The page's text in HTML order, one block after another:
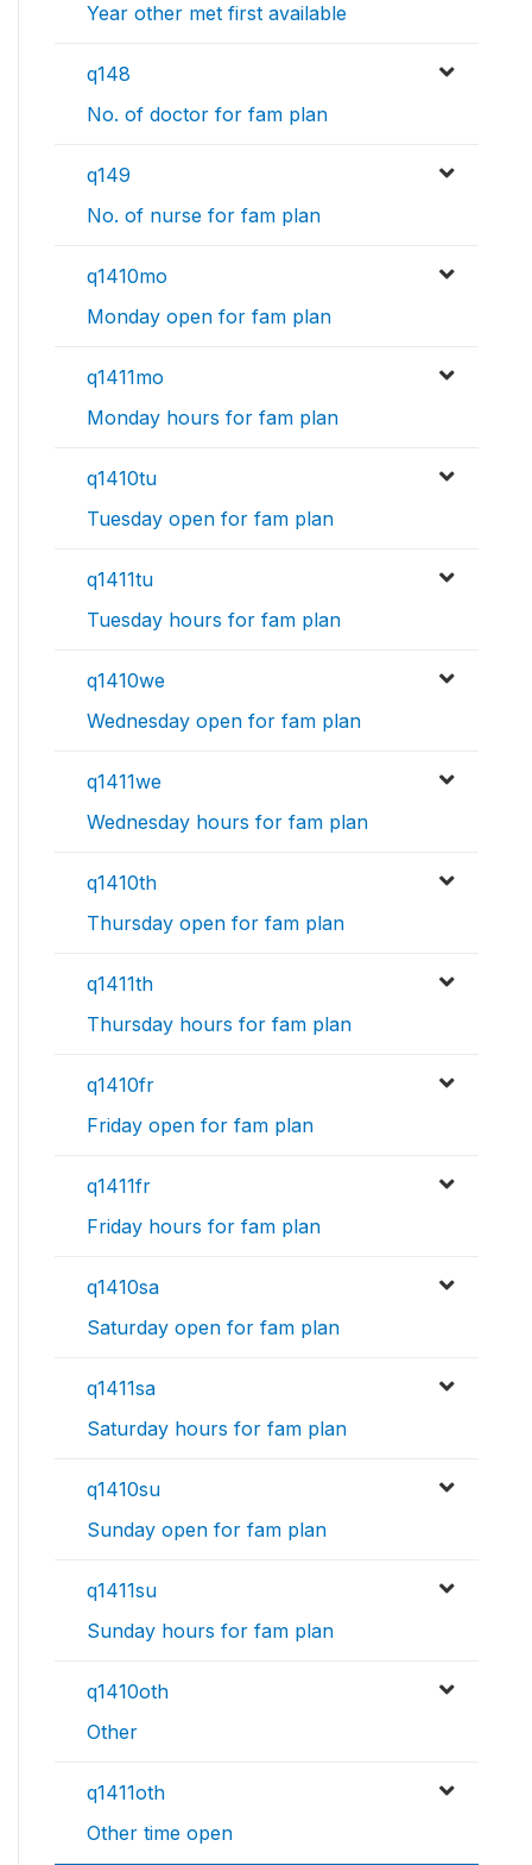
Year other met first available
q148
No. of doctor for fam plan
q149
No. of nurse for fam plan
q1410mo
Monday open for fam plan
q1411mo
Monday hours for fam plan
q1410tu
Tuesday open for fam plan
q1411tu
Tuesday hours for fam plan
q1410we
Wednesday open for fam plan
q1411we
Wednesday hours for fam plan
q1410th
Thursday open for fam plan
q1411th
Thursday hours for fam plan
q1410fr
Friday open for fam plan
q1411fr
Friday hours for fam plan
q1410sa
Saturday open for fam plan
q1411sa
Saturday hours for fam plan
q1410su
Sunday open for fam plan
q1411su
Sunday hours for fam plan
q1410oth
Other
q1411oth
Other time open